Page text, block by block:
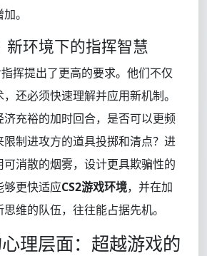
。
新环境下的指挥智慧
挥提出了更高的要求。他们不仅
还必须快速理解并应用新机制。
充裕的加时回合，是否可以更频
制进攻方的道具投掷和清点？进
消散的烟雾，设计更具欺骗性的
更快适应CS2游戏环境，并在加
维的队伍，往往能占据先机。
理层面：超越游戏的